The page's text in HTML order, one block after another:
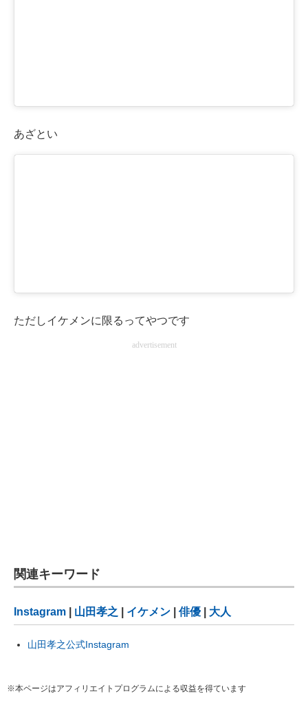
あざとい
ただしイケメンに限るってやつです
advertisement
関連キーワード
Instagram 山田孝之 イケメン 俳優 大人
山田孝之公式Instagram
※本ページはアフィリエイトプログラムによる収益を得ています